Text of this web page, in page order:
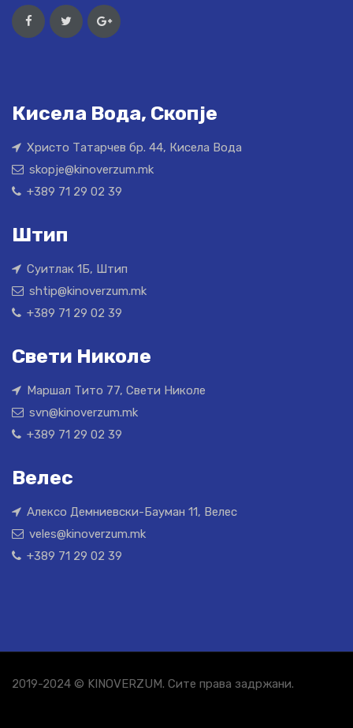
Кисела Вода, Скопје
Христо Татарчев бр. 44, Кисела Вода
skopje@kinoverzum.mk
+389 71 29 02 39
Штип
Суитлак 1Б, Штип
shtip@kinoverzum.mk
+389 71 29 02 39
Свети Николе
Маршал Тито 77, Свети Николе
svn@kinoverzum.mk
+389 71 29 02 39
Велес
Алексо Демниевски-Бауман 11, Велес
veles@kinoverzum.mk
+389 71 29 02 39
2019-2024 © KINOVERZUM. Сите права задржани.